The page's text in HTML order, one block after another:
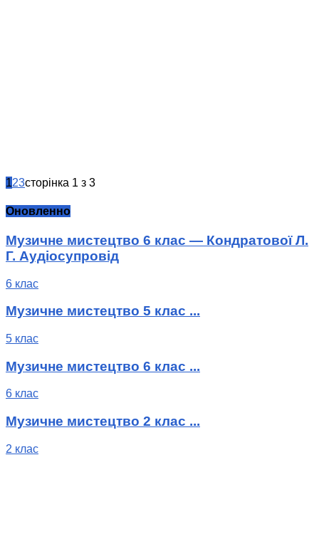
123сторінка 1 з 3
Оновленно
Музичне мистецтво 6 клас — Кондратової Л.
Г. Аудіосупровід
6 клас
Музичне мистецтво 5 клас ...
5 клас
Музичне мистецтво 6 клас ...
6 клас
Музичне мистецтво 2 клас ...
2 клас